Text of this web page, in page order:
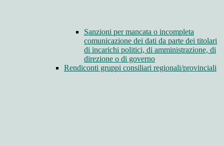
Sanzioni per mancata o incompleta
comunicazione dei dati da parte dei titolari
di incarichi politici, di amministrazione, di
direzione o di governo
Rendiconti gruppi consiliari regionali/provinciali